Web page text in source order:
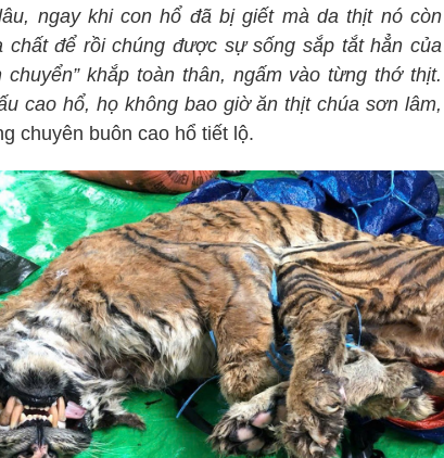
ngay khi con hổ đã bị giết mà da thịt nó còn
chất để rồi chúng được sự sống sắp tắt hẳn của
khắp toàn thân, ngấm vào từng thớ thịt.
cao hổ, họ không bao giờ ăn thịt chúa sơn lâm,
chuyên buôn cao hổ tiết lộ.